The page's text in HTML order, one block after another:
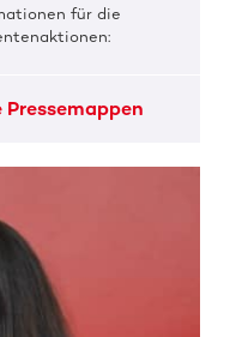
für die